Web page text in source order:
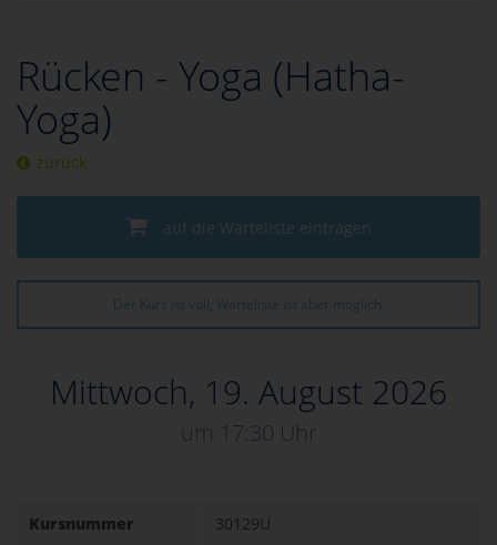
Rücken - Yoga (Hatha-
Yoga)
zurück
auf die Warteliste eintragen
Der Kurs ist voll, Warteliste ist aber möglich.
Mittwoch, 19. August 2026
um 17:30 Uhr
Kursnummer 30129U